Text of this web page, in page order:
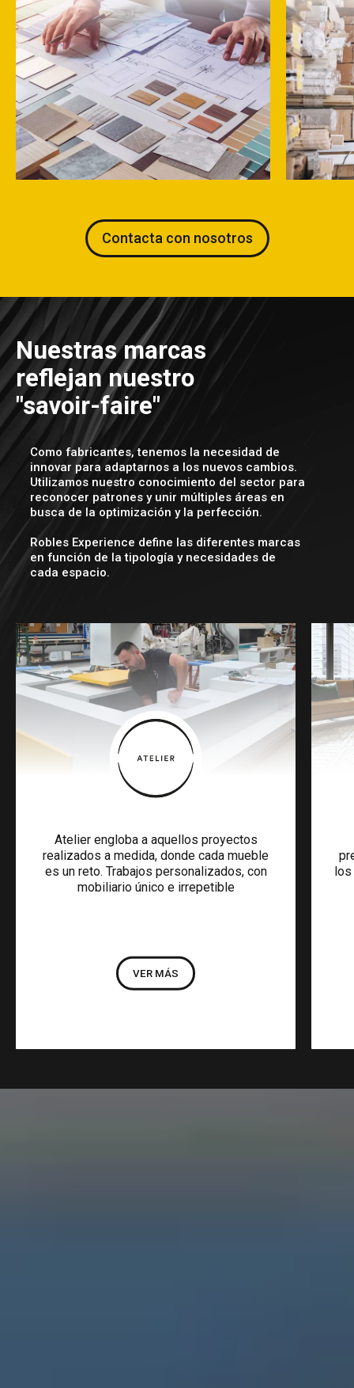
Contacta con nosotros
Nuestras marcas
reflejan nuestro
"savoir-faire"
Como fabricantes, tenemos la necesidad de
innovar para adaptarnos a los nuevos cambios.
Utilizamos nuestro conocimiento del sector para
reconocer patrones y unir múltiples áreas en
busca de la optimización y la perfección.
Robles Experience define las diferentes marcas
en función de la tipología y necesidades de
cada espacio.
Atelier engloba a aquellos proyectos
realizados a medida, donde cada mueble
es un reto. Trabajos personalizados, con
mobiliario único e irrepetible
VER MÁS
los